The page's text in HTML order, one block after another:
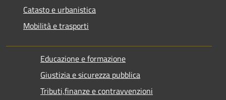
Catasto e urbanistica
Mobilità e trasporti
Educazione e formazione
Giustizia e sicurezza pubblica
Tributi,finanze e contravvenzioni